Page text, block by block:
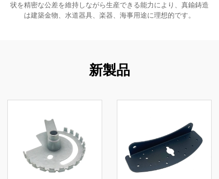
状を精密な公差を維持しながら生産できる能力により、真鍮鋳造
は建築金物、水道器具、楽器、海事用途に理想的です。
新製品